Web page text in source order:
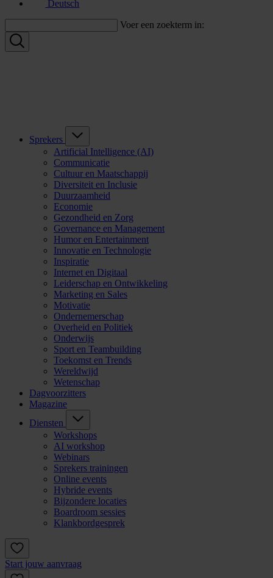
Deutsch
Voer een zoekterm in:
Sprekers
Artificial Intelligence (AI)
Communicatie
Cultuur en Maatschappij
Diversiteit en Inclusie
Duurzaamheid
Economie
Gezondheid en Zorg
Governance en Management
Humor en Entertainment
Innovatie en Technologie
Inspiratie
Internet en Digitaal
Leiderschap en Ontwikkeling
Marketing en Sales
Motivatie
Ondernemerschap
Overheid en Politiek
Onderwijs
Sport en Teambuilding
Toekomst en Trends
Wereldwijd
Wetenschap
Dagvoorzitters
Magazine
Diensten
Workshops
AI workshop
Webinars
Sprekers trainingen
Online events
Hybride events
Bijzondere locaties
Boardroom sessies
Klankbordgesprek
Start jouw aanvraag